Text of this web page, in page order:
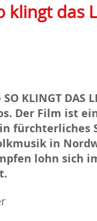
klingt das
KLINGT
Der Film ist
fürchterliches
in
lohn sich